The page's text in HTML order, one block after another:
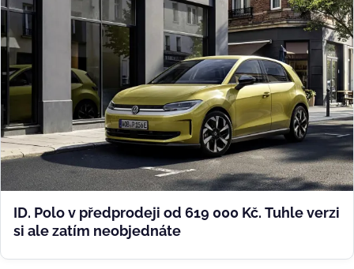
ID. Polo v předprodeji od 619 000 Kč. Tuhle verzi
si ale zatím neobjednáte